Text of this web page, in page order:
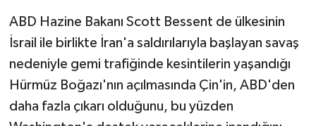
ABD Hazine Bakanı Scott Bessent de ülkesinin
İsrail ile birlikte İran'a saldırılarıyla başlayan savaş
nedeniyle gemi trafiğinde kesintilerin yaşandığı
Hürmüz Boğazı'nın açılmasında Çin'in, ABD'den
daha fazla çıkarı olduğunu, bu yüzden